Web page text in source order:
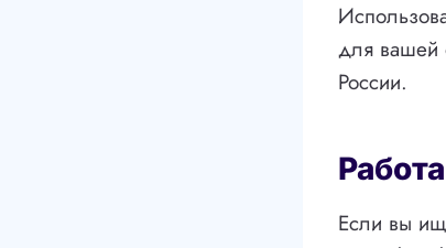
для вашей
России.
Если вы